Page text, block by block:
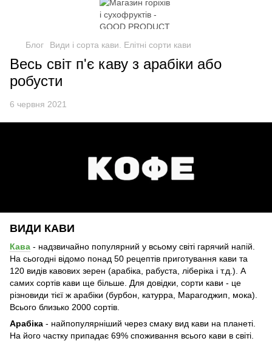
Блог Види і сорта кави. Елітні сорти кави
Весь світ п'є каву з арабіки або
робусти
6 червня 2021
ВИДИ КАВИ
Кава - надзвичайно популярний у всьому світі гарячий напій.
На сьогодні відомо понад 50 рецептів приготування кави та
120 видів кавових зерен (арабіка, рабуста, ліберіка і т.д.). А
самих сортів кави ще більше. Для довідки, сорти кави - це
різновиди тієї ж арабіки (бурбон, катурра, Марагоджип, мока).
Всього близько 2000 сортів.
Арабіка - найпопулярніший через смаку вид кави на планеті.
На його частку припадає 69% споживання всього кави в світі.